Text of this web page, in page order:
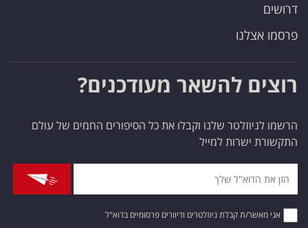
דרושים
פרסמו אצלנו
רוצים להשאר מעודכנים?
הרשמו לניוזלטר שלנו וקבלו את כל הסיפורים החמים של עולם
התקשורת ישרות למייל
אני מאשר/ת קבלת ניוזלטרים ודיוורים פרסומיים בדוא"ל